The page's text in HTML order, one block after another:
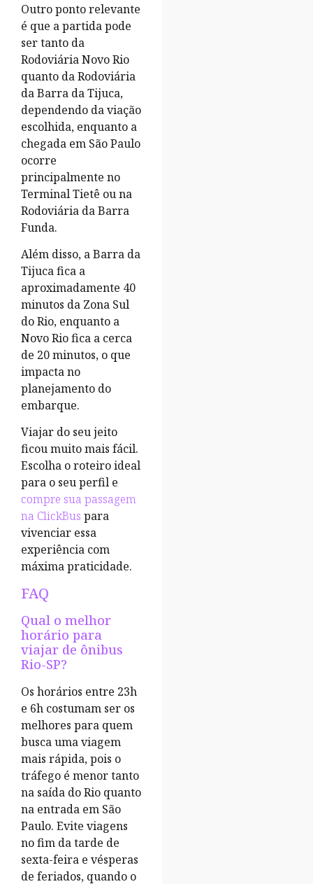
Outro ponto relevante
é que a partida pode
ser tanto da
Rodoviária Novo Rio
quanto da Rodoviária
da Barra da Tijuca,
dependendo da viação
escolhida, enquanto a
chegada em São Paulo
ocorre
principalmente no
Terminal Tietê ou na
Rodoviária da Barra
Funda.
Além disso, a Barra da
Tijuca fica a
aproximadamente 40
minutos da Zona Sul
do Rio, enquanto a
Novo Rio fica a cerca
de 20 minutos, o que
impacta no
planejamento do
embarque.
Viajar do seu jeito
ficou muito mais fácil.
Escolha o roteiro ideal
para o seu perfil e
compre sua passagem
na ClickBus para
vivenciar essa
experiência com
máxima praticidade.
FAQ
Qual o melhor
horário para
viajar de ônibus
Rio-SP?
Os horários entre 23h
e 6h costumam ser os
melhores para quem
busca uma viagem
mais rápida, pois o
tráfego é menor tanto
na saída do Rio quanto
na entrada em São
Paulo. Evite viagens
no fim da tarde de
sexta-feira e vésperas
de feriados, quando o